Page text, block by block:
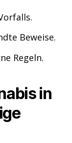
Beweise.
Regeln.
in